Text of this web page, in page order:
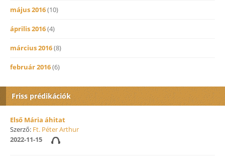
május 2016(10)
április 2016(4)
március 2016(8)
február 2016(6)
Friss prédikációk
Első Mária áhitat
Szerző: Ft. Péter Arthur
2022-11-15